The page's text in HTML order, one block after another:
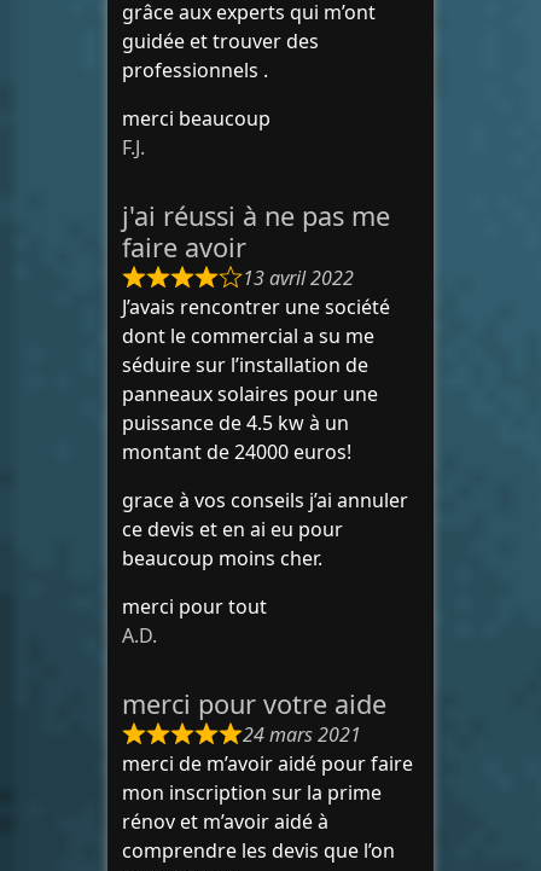
grâce aux experts qui m’ont
guidée et trouver des
professionnels .
merci beaucoup
F.J.
j'ai réussi à ne pas me
faire avoir
13 avril 2022
J’avais rencontrer une société
dont le commercial a su me
séduire sur l’installation de
panneaux solaires pour une
puissance de 4.5 kw à un
montant de 24000 euros!
grace à vos conseils j’ai annuler
ce devis et en ai eu pour
beaucoup moins cher.
merci pour tout
A.D.
merci pour votre aide
24 mars 2021
merci de m’avoir aidé pour faire
mon inscription sur la prime
rénov et m’avoir aidé à
comprendre les devis que l’on